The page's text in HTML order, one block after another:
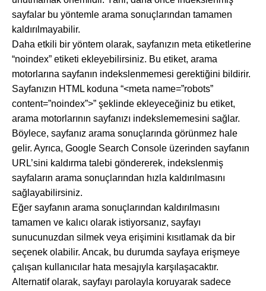
sayfalar bu yöntemle arama sonuçlarından tamamen
kaldırılmayabilir.
Daha etkili bir yöntem olarak, sayfanızın meta etiketlerine
“noindex” etiketi ekleyebilirsiniz. Bu etiket, arama
motorlarına sayfanın indekslenmemesi gerektiğini bildirir.
Sayfanızın HTML koduna “<meta name=”robots”
content=”noindex”>” şeklinde ekleyeceğiniz bu etiket,
arama motorlarının sayfanızı indekslememesini sağlar.
Böylece, sayfanız arama sonuçlarında görünmez hale
gelir. Ayrıca, Google Search Console üzerinden sayfanın
URL’sini kaldırma talebi göndererek, indekslenmiş
sayfaların arama sonuçlarından hızla kaldırılmasını
sağlayabilirsiniz.
Eğer sayfanın arama sonuçlarından kaldırılmasını
tamamen ve kalıcı olarak istiyorsanız, sayfayı
sunucunuzdan silmek veya erişimini kısıtlamak da bir
seçenek olabilir. Ancak, bu durumda sayfaya erişmeye
çalışan kullanıcılar hata mesajıyla karşılaşacaktır.
Alternatif olarak, sayfayı parolayla koruyarak sadece